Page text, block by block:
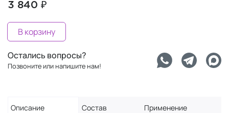
3 840 ₽
В корзину
Остались вопросы?
Позвоните или напишите нам!
Описание Состав Применение